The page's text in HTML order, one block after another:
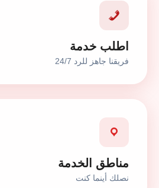
اطلب خدمة
فريقنا جاهز للرد 24/7
مناطق الخدمة
نصلك أينما كنت